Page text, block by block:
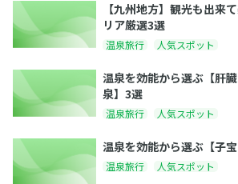
【九州地方】観光も出来
リア厳選3選
温泉旅行 人気スポット
温泉を効能から選ぶ【肝
泉】3選
温泉旅行 人気スポット
温泉を効能から選ぶ【子
温泉旅行 人気スポット